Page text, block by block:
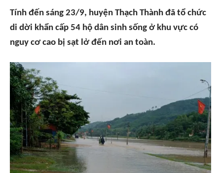
Tính đến sáng 23/9, huyện Thạch Thành đã tổ chức
di dời khẩn cấp 54 hộ dân sinh sống ở khu vực có
nguy cơ cao bị sạt lở đến nơi an toàn.